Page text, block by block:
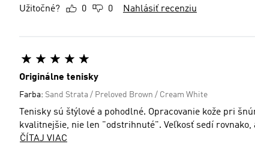
Užitočné? 0 0 Nahlásiť recenziu
Originálne tenisky
Farba: Sand Strata / Preloved Brown / Cream White
Tenisky sú štýlové a pohodlné. Opracovanie kože pri šnúrkach by mohlo byť, pri takej značke, akou je Adidas, spracované
kvalitnejšie, nie len "odstrihnuté". Veľkosť sedí rovnako,
ČÍTAJ VIAC